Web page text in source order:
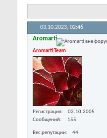
03.10.2023, 02:46
Aromarti
Aromarti Team
Регистрация
02.10.2005
Сообщений
155
Вес репутации 44